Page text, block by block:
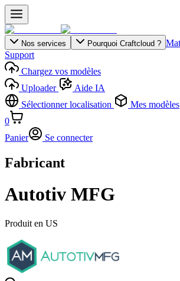
Nos services Pourquoi Craftcloud ?
Support
Chargez vos modèles
Uploader
Aide IA
Sélectionner localisation
Mes modèles
0
Panier
Se connecter
Fabricant
Autotiv MFG
Produit en US